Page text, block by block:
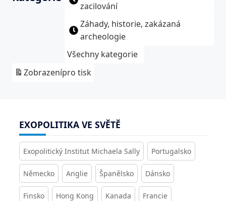
zacilování
Záhady, historie, zakázaná
archeologie
Všechny kategorie
Zobrazenípro tisk
EXOPOLITIKA VE SVĚTĚ
Exopolitický Institut Michaela Sally Portugalsko
Německo Anglie Španělsko Dánsko
Finsko Hong Kong Kanada Francie